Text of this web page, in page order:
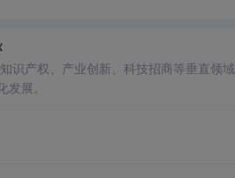
识产权、产业创新、科技招商等垂直领域
展。